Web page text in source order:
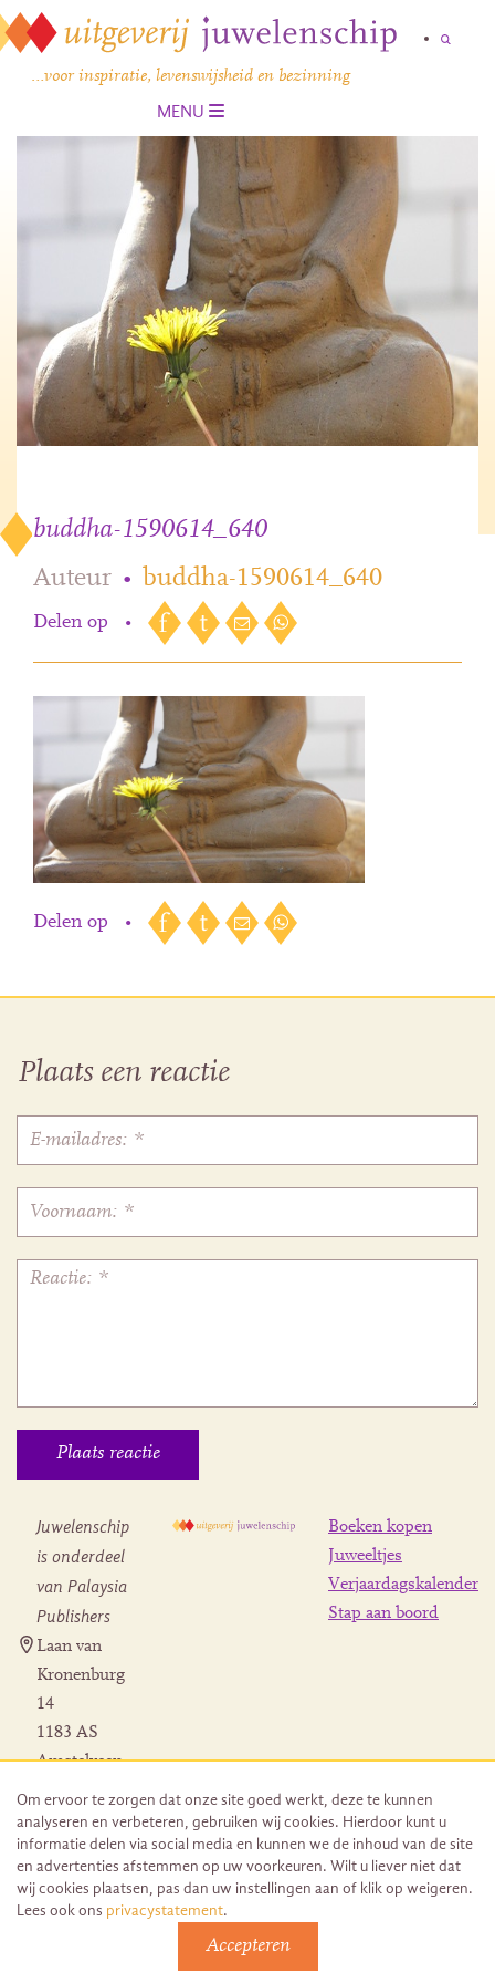
…voor inspiratie, levenswijsheid en bezinning
MENU
buddha-1590614_640
Auteur • buddha-1590614_640
Delen op •
Delen op •
Plaats een reactie
Juwelenschip
is onderdeel
van Palaysia
Publishers
Laan van
Kronenburg
14
1183 AS
Amstelveen
Herroeping
bestelling
Boeken kopen
Juweeltjes
Verjaardagskalender
Stap aan boord
© 2026 Uitgeverij Juwelenschip. Duurzaam ontwikkeld door
Go2People
Om ervoor te zorgen dat onze site goed werkt, deze te kunnen
analyseren en verbeteren, gebruiken wij cookies. Hierdoor kunt u
informatie delen via social media en kunnen we de inhoud van de site
en advertenties afstemmen op uw voorkeuren. Wilt u liever niet dat
wij cookies plaatsen, pas dan uw instellingen aan of klik op weigeren.
Lees ook ons privacystatement.
Accepteren